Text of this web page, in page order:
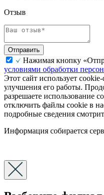
Отзыв
Отправить
Нажимая кнопку
условиями обработки
Этот сайт использует
улучшения его работы.
разрешаете использование
отключить файлы cookie в
подробные сведения
Информация собирается